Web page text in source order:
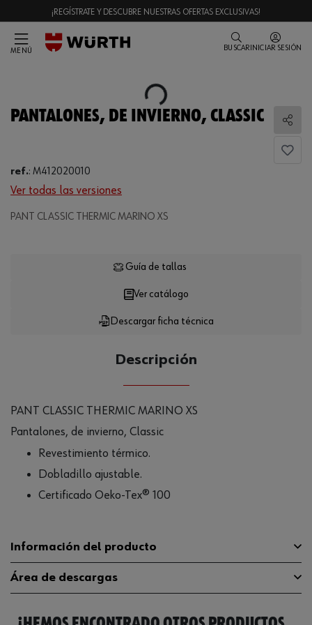
¡REGÍSTRATE Y DESCUBRE NUESTRAS OFERTAS EXCLUSIVAS!
MENÚ BUSCAR INICIAR SESIÓN
Loading...
PANTALONES, DE INVIERNO, CLASSIC
ref.: M412020010
Ver todas las versiones
PANT CLASSIC THERMIC MARINO XS
Loading...
Descargar ficha técnica
Ver catálogo
Guía de tallas
Descripción
PANT CLASSIC THERMIC MARINO XS
Pantalones, de invierno, Classic
Revestimiento térmico.
Dobladillo ajustable.
Certificado Oeko-Tex® 100
Información del producto
Color Azul marino
Tamaño XS
Área de descargas
Guía de tallas guia-tallas